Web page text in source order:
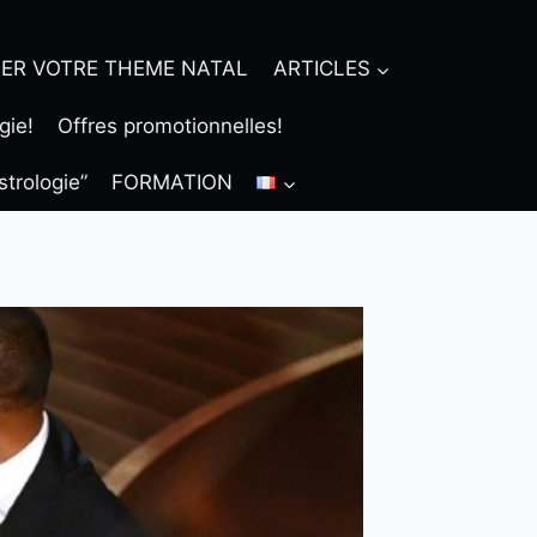
VOTRE THEME NATAL ARTICLES
Offres promotionnelles!
FORMATION